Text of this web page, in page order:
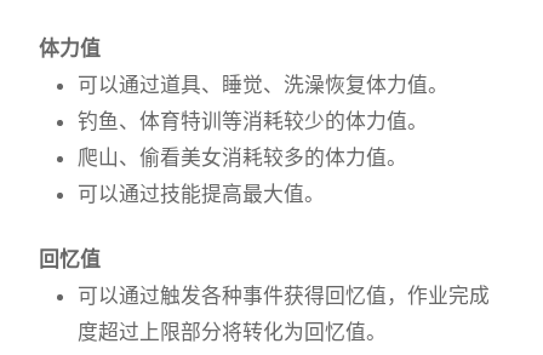
体力值
可以通过道具、睡觉、洗澡恢复体力值。
钓鱼、体育特训等消耗较少的体力值。
爬山、偷看美女消耗较多的体力值。
可以通过技能提高最大值。
回忆值
可以通过触发各种事件获得回忆值，作业完成
度超过上限部分将转化为回忆值。